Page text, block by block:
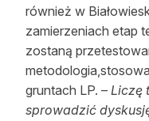
również w
zamierzeniach etap
zostaną
gruntach LP. – Liczę
sprowadzić